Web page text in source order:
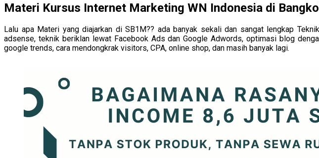
Materi Kursus Internet Marketing WN Indonesia di
Lalu apa Materi yang diajarkan di SB1M?? ada banyak sekali dan sangat lengkap
adsense, teknik beriklan lewat Facebook Ads dan Google Adwords, optimasi blog
google trends, cara mendongkrak visitors, CPA, online shop, dan masih banyak lagi.